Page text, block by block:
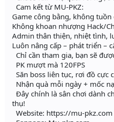
Cam kết từ MU-PKZ:
Game công bằng, không
Không khoan nhượng Hack/
Admin thân thiện, nhiệt tình,
Luôn nâng cấp – phát triển –
Chỉ cần tham gia, bạn sẽ
PK mượt mà 120FPS
Săn boss liên tục, rơi đồ cực
Nhận quà mỗi ngày + mốc
Đây chính là sân chơi dành
thụ!
Website: https://mu-pkz.com